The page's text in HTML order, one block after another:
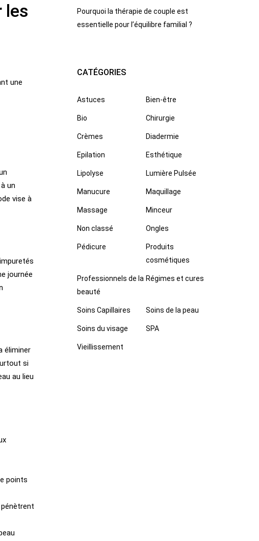
les
une
un
vise à
journée
éliminer
si
au lieu
points
Pourquoi la thérapie de couple est
essentielle pour l’équilibre familial ?
CATÉGORIES
Astuces Bien-être
Bio Chirurgie
Crèmes Diadermie
Epilation Esthétique
Lipolyse Lumière Pulsée
Manucure Maquillage
Massage Minceur
Non classé Ongles
Pédicure
Produits
cosmétiques
Professionnels de la
beauté
Régimes et cures
Soins Capillaires Soins de la peau
Soins du visage SPA
Vieillissement